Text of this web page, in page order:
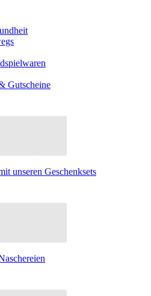
Gutscheine
unseren Geschenksets